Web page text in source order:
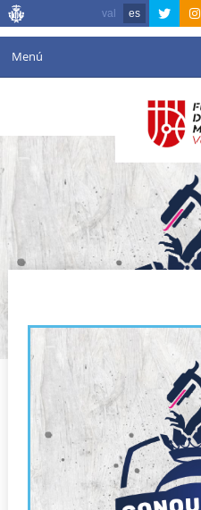
val es
Menú
Agenda
Instalaciones
Comunicación
Valencia en deporte